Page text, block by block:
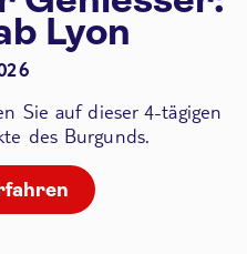
Lyon
Sie auf dieser 4-tägigen
des Burgunds.